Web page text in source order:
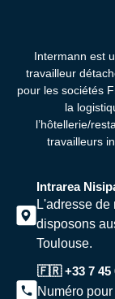
Intermann est
travailleur
pour les sociétés
la
l’hôtellerie/
travailleurs
Intrarea
L'adresse
disposons
Toulouse.
🇫🇷 +33 7 45
Numéro